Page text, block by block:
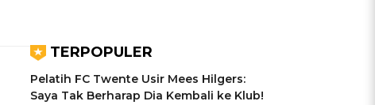
TERPOPULER
Pelatih FC Twente Usir Mees Hilgers:
Saya Tak Berharap Dia Kembali ke Klub!